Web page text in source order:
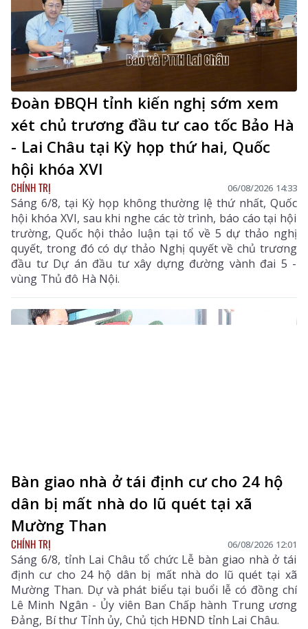
Đoàn ĐBQH tỉnh kiến nghị sớm xem
xét chủ trương đầu tư cao tốc Bảo Hà
- Lai Châu tại Kỳ họp thứ hai, Quốc
hội khóa XVI
CHÍNH TRỊ 06/08/2026 14:33
Sáng 6/8, tại Kỳ họp không thường lệ thứ nhất, Quốc
hội khóa XVI, sau khi nghe các tờ trình, báo cáo tại hội
trường, Quốc hội thảo luận tại tổ về 5 dự thảo nghị
quyết, trong đó có dự thảo Nghị quyết về chủ trương
đầu tư Dự án đầu tư xây dựng đường vành đai 5 -
vùng Thủ đô Hà Nội.
Bàn giao nhà ở tái định cư cho 24 hộ
dân bị mất nhà do lũ quét tại xã
Mường Than
CHÍNH TRỊ 06/08/2026 12:01
Sáng 6/8, tỉnh Lai Châu tổ chức Lễ bàn giao nhà ở tái
định cư cho 24 hộ dân bị mất nhà do lũ quét tại xã
Mường Than. Dự và phát biểu tại buổi lễ có đồng chí
Lê Minh Ngân - Ủy viên Ban Chấp hành Trung ương
Đảng, Bí thư Tỉnh ủy, Chủ tịch HĐND tỉnh Lai Châu.